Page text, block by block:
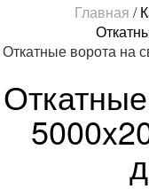
Главная /
Откатные ворота на